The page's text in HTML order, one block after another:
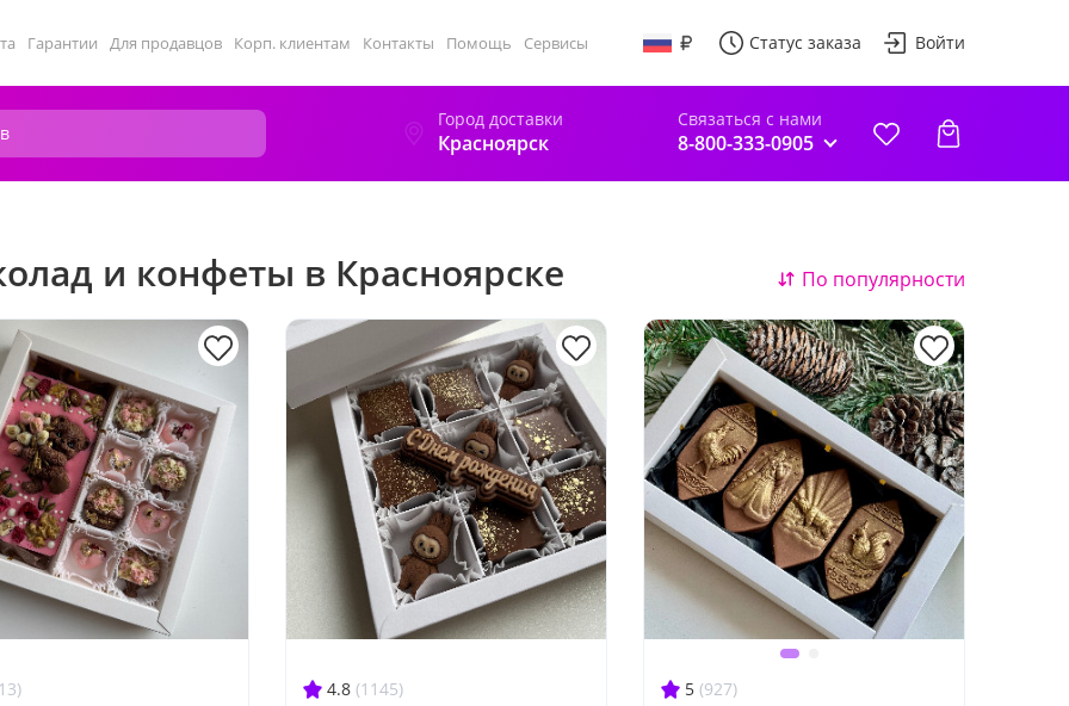
Гарантии Для продавцов Корп. клиентам Контакты Помощь Сервисы Статус заказа Войти
Город доставки
Красноярск
Связаться с нами
8-800-333-0905
и конфеты в Красноярске По популярности
4.8 (1145) 5 (927)